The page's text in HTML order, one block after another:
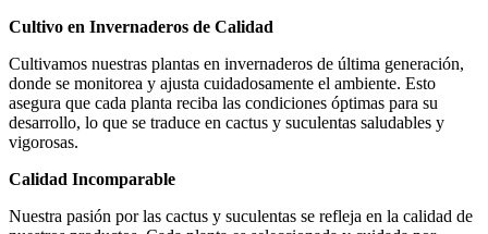
Cultivo en Invernaderos de Calidad
Cultivamos nuestras plantas en invernaderos de última generación,
donde se monitorea y ajusta cuidadosamente el ambiente. Esto
asegura que cada planta reciba las condiciones óptimas para su
desarrollo, lo que se traduce en cactus y suculentas saludables y
vigorosas.
Calidad Incomparable
Nuestra pasión por las cactus y suculentas se refleja en la calidad de